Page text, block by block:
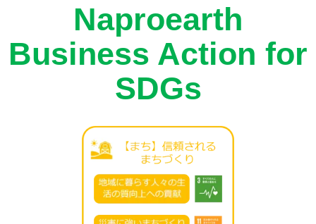
Naproearth
Business Action for
SDGs